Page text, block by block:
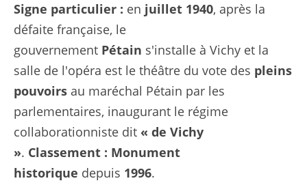
Signe particulier : en juillet 1940, après la
défaite française, le
gouvernement Pétain s'installe à Vichy et la
salle de l'opéra est le théâtre du vote des pleins
pouvoirs au maréchal Pétain par les
parlementaires, inaugurant le régime
collaborationniste dit « de Vichy
». Classement : Monument
historique depuis 1996.